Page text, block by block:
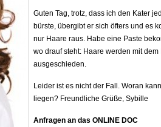
Guten Tag, trotz, dass ich den Kater
bürste, übergibt er sich öfters und es
nur Haare raus. Habe eine Paste
wo drauf steht: Haare werden mit dem
ausgeschieden.
Leider ist es nicht der Fall. Woran
liegen? Freundliche Grüße, Sybille
Anfragen an das ONLINE DOC